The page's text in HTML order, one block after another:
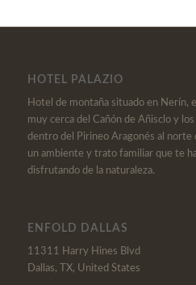
HOTEL PALAZIO
Hotel de montaña situado en Nerín,
muy cerca del Cañón de Añisclo y
dentro del Pirineo Aragonés al norte
un ambiente y trato familiar que te
disfrutando de la naturaleza.
ENFOLD DALLAS
11311 Harry Hines Blvd
Dallas, TX, United States